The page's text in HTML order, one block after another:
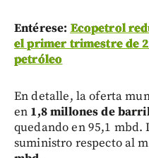
Entérese: Ecopetrol
el primer trimestre de
petróleo
En detalle, la oferta
en 1,8 millones de
quedando en 95,1
suministro respecto al